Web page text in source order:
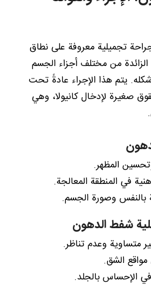
تجميلية معروفة على نطاق
من مختلف أجزاء الجسم
يتم هذا الإجراء عادةً تحت
صغيرة لإدخال كانيولا، وهي
المظهر.
في المنطقة المعالجة.
بالنفس وصورة الجسم.
شفط الدهون
متساوية وعدم تناظر.
الشق.
الإحساس بالجلد.